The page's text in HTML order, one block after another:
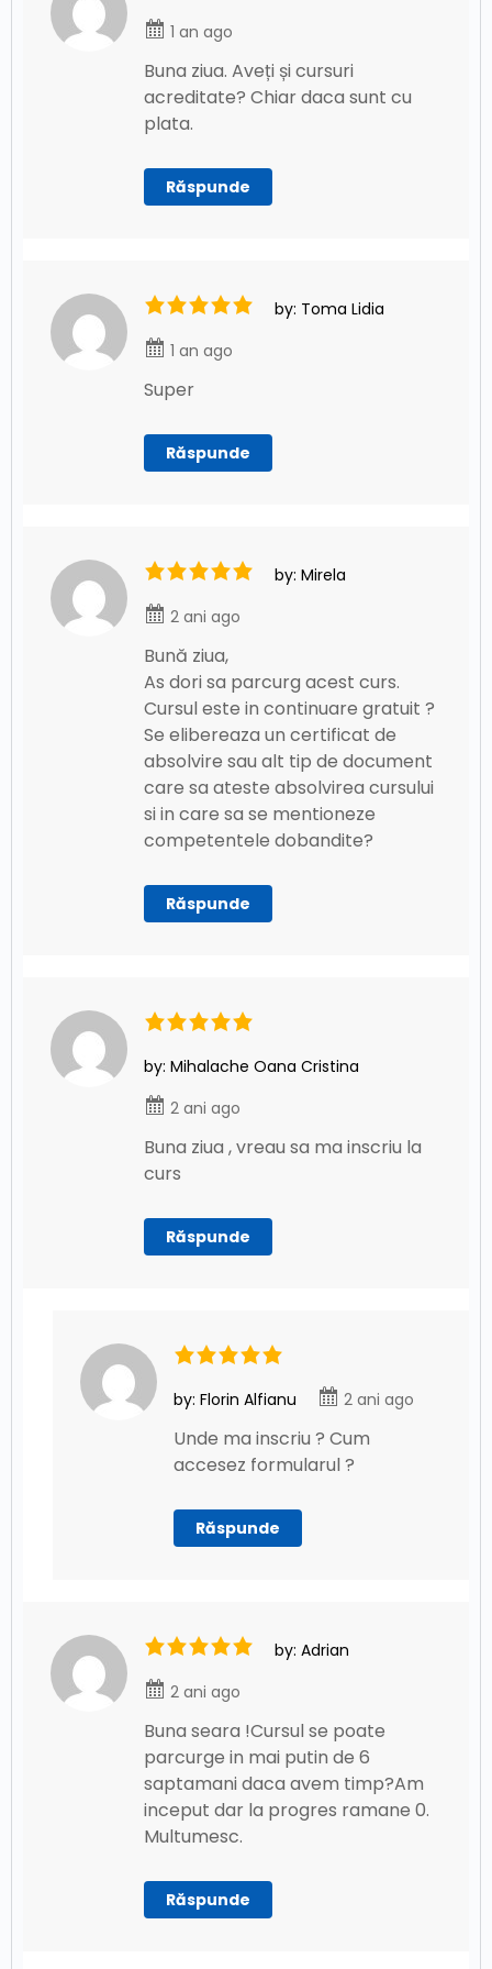
1 an ago
Buna ziua. Aveți și cursuri
acreditate? Chiar daca sunt cu
plata.
Răspunde
by: Toma Lidia
1 an ago
Super
Răspunde
by: Mirela
2 ani ago
Bună ziua,
As dori sa parcurg acest curs.
Cursul este in continuare gratuit ?
Se elibereaza un certificat de
absolvire sau alt tip de document
care sa ateste absolvirea cursului
si in care sa se mentioneze
competentele dobandite?
Răspunde
by: Mihalache Oana Cristina
2 ani ago
Buna ziua , vreau sa ma inscriu la
curs
Răspunde
by: Florin Alfianu 2 ani ago
Unde ma inscriu ? Cum
accesez formularul ?
Răspunde
by: Adrian
2 ani ago
Buna seara !Cursul se poate
parcurge in mai putin de 6
saptamani daca avem timp?Am
inceput dar la progres ramane 0.
Multumesc.
Răspunde